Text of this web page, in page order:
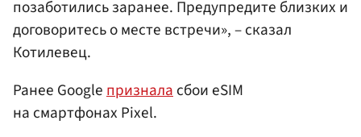
позаботились заранее. Предупредите близких и
договоритесь о месте встречи», – сказал
Котилевец.
Ранее Googleпризналасбои eSIM
на смартфонах Pixel.